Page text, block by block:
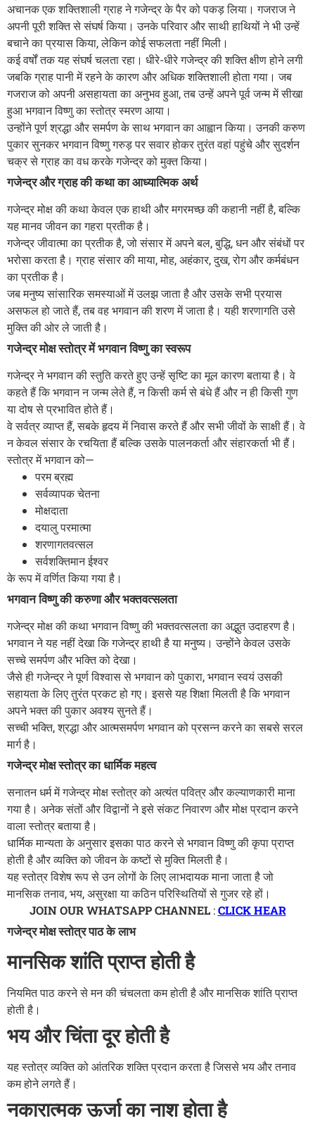
अचानक एक शक्तिशाली ग्राह ने गजेन्द्र के पैर को पकड़ लिया। गजराज ने
अपनी पूरी शक्ति से संघर्ष किया। उनके परिवार और साथी हाथियों ने भी उन्हें
बचाने का प्रयास किया, लेकिन कोई सफलता नहीं मिली।
कई वर्षों तक यह संघर्ष चलता रहा। धीरे-धीरे गजेन्द्र की शक्ति क्षीण होने लगी
जबकि ग्राह पानी में रहने के कारण और अधिक शक्तिशाली होता गया। जब
गजराज को अपनी असहायता का अनुभव हुआ, तब उन्हें अपने पूर्व जन्म में सीखा
हुआ भगवान विष्णु का स्तोत्र स्मरण आया।
उन्होंने पूर्ण श्रद्धा और समर्पण के साथ भगवान का आह्वान किया। उनकी करुण
पुकार सुनकर भगवान विष्णु गरुड़ पर सवार होकर तुरंत वहां पहुंचे और सुदर्शन
चक्र से ग्राह का वध करके गजेन्द्र को मुक्त किया।
गजेन्द्र और ग्राह की कथा का आध्यात्मिक अर्थ
गजेन्द्र मोक्ष की कथा केवल एक हाथी और मगरमच्छ की कहानी नहीं है, बल्कि
यह मानव जीवन का गहरा प्रतीक है।
गजेन्द्र जीवात्मा का प्रतीक है, जो संसार में अपने बल, बुद्धि, धन और संबंधों पर
भरोसा करता है। ग्राह संसार की माया, मोह, अहंकार, दुख, रोग और कर्मबंधन
का प्रतीक है।
जब मनुष्य सांसारिक समस्याओं में उलझ जाता है और उसके सभी प्रयास
असफल हो जाते हैं, तब वह भगवान की शरण में जाता है। यही शरणागति उसे
मुक्ति की ओर ले जाती है।
गजेन्द्र मोक्ष स्तोत्र में भगवान विष्णु का स्वरूप
गजेन्द्र ने भगवान की स्तुति करते हुए उन्हें सृष्टि का मूल कारण बताया है। वे
कहते हैं कि भगवान न जन्म लेते हैं, न किसी कर्म से बंधे हैं और न ही किसी गुण
या दोष से प्रभावित होते हैं।
वे सर्वत्र व्याप्त हैं, सबके हृदय में निवास करते हैं और सभी जीवों के साक्षी हैं। वे
न केवल संसार के रचयिता हैं बल्कि उसके पालनकर्ता और संहारकर्ता भी हैं।
स्तोत्र में भगवान को—
परम ब्रह्म
सर्वव्यापक चेतना
मोक्षदाता
दयालु परमात्मा
शरणागतवत्सल
सर्वशक्तिमान ईश्वर
के रूप में वर्णित किया गया है।
भगवान विष्णु की करुणा और भक्तवत्सलता
गजेन्द्र मोक्ष की कथा भगवान विष्णु की भक्तवत्सलता का अद्भुत उदाहरण है।
भगवान ने यह नहीं देखा कि गजेन्द्र हाथी है या मनुष्य। उन्होंने केवल उसके
सच्चे समर्पण और भक्ति को देखा।
जैसे ही गजेन्द्र ने पूर्ण विश्वास से भगवान को पुकारा, भगवान स्वयं उसकी
सहायता के लिए तुरंत प्रकट हो गए। इससे यह शिक्षा मिलती है कि भगवान
अपने भक्त की पुकार अवश्य सुनते हैं।
सच्ची भक्ति, श्रद्धा और आत्मसमर्पण भगवान को प्रसन्न करने का सबसे सरल
मार्ग है।
गजेन्द्र मोक्ष स्तोत्र का धार्मिक महत्व
सनातन धर्म में गजेन्द्र मोक्ष स्तोत्र को अत्यंत पवित्र और कल्याणकारी माना
गया है। अनेक संतों और विद्वानों ने इसे संकट निवारण और मोक्ष प्रदान करने
वाला स्तोत्र बताया है।
धार्मिक मान्यता के अनुसार इसका पाठ करने से भगवान विष्णु की कृपा प्राप्त
होती है और व्यक्ति को जीवन के कष्टों से मुक्ति मिलती है।
यह स्तोत्र विशेष रूप से उन लोगों के लिए लाभदायक माना जाता है जो
मानसिक तनाव, भय, असुरक्षा या कठिन परिस्थितियों से गुजर रहे हों।
JOIN OUR WHATSAPP CHANNEL:CLICK HEAR
गजेन्द्र मोक्ष स्तोत्र पाठ के लाभ
मानसिक शांति प्राप्त होती है
नियमित पाठ करने से मन की चंचलता कम होती है और मानसिक शांति प्राप्त
होती है।
भय और चिंता दूर होती है
यह स्तोत्र व्यक्ति को आंतरिक शक्ति प्रदान करता है जिससे भय और तनाव
कम होने लगते हैं।
नकारात्मक ऊर्जा का नाश होता है